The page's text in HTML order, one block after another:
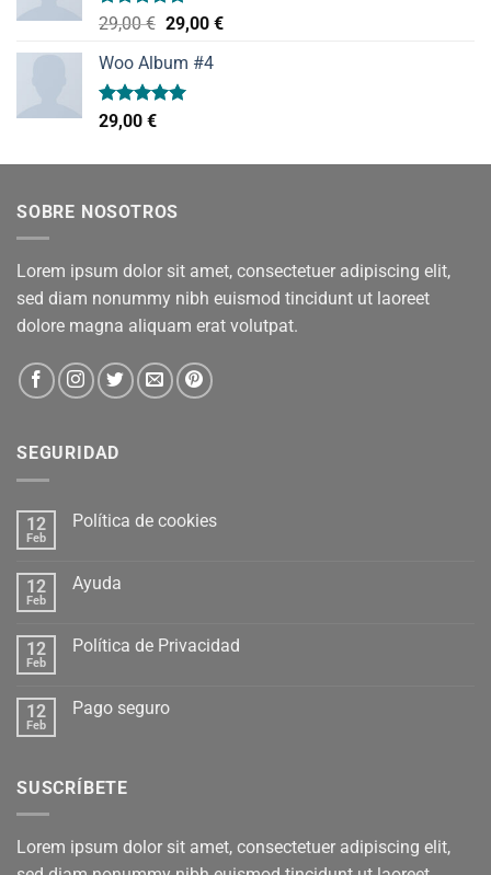
Valorado
de 5
29,00€ El
original
era:
29,00 €El
Woo Album #4
Valorado
con
29,00 €
SOBRE NOSOTROS
Lorem ipsum dolor sit amet, consectetuer adipiscing elit,
sed diam nonummy nibh euismod tincidunt ut laoreet
dolore magna aliquam erat volutpat.
SEGURIDAD
12
Feb
Política de cookies
12
Feb
Ayuda
12
Feb
Política de Privacidad
12
Feb
Pago seguro
SUSCRÍBETE
Lorem ipsum dolor sit amet, consectetuer adipiscing elit,